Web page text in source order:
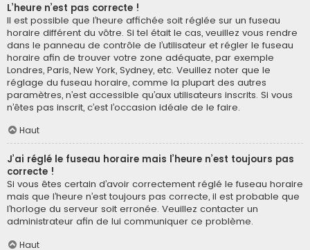
L’heure n’est pas correcte !
Il est possible que l’heure affichée soit réglée sur un fuseau
horaire différent du vôtre. Si tel était le cas, veuillez vous rendre
dans le panneau de contrôle de l’utilisateur et régler le fuseau
horaire afin de trouver votre zone adéquate, par exemple
Londres, Paris, New York, Sydney, etc. Veuillez noter que le
réglage du fuseau horaire, comme la plupart des autres
paramètres, n’est accessible qu’aux utilisateurs inscrits. Si vous
n’êtes pas inscrit, c’est l’occasion idéale de le faire.
Haut
J’ai réglé le fuseau horaire mais l’heure n’est toujours pas
correcte !
Si vous êtes certain d’avoir correctement réglé le fuseau horaire
mais que l’heure n’est toujours pas correcte, il est probable que
l’horloge du serveur soit erronée. Veuillez contacter un
administrateur afin de lui communiquer ce problème.
Haut